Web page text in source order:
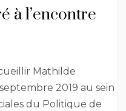
à l’encontre
Mathilde
2019 au sein
du Politique de